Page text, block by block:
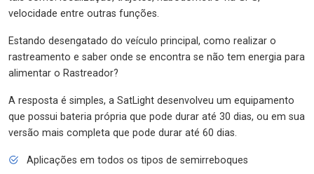
velocidade entre outras funções.
Estando desengatado do veículo principal, como realizar o
rastreamento e saber onde se encontra se não tem energia para
alimentar o Rastreador?
A resposta é simples, a SatLight desenvolveu um equipamento
que possui bateria própria que pode durar até 30 dias, ou em sua
versão mais completa que pode durar até 60 dias.
Aplicações em todos os tipos de semirreboques